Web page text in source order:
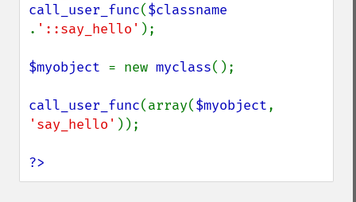
call_user_func(
. '::say_hello' );
$myobject = new myclass();
call_user_func(array($myobject
'say_hello' ));
?>